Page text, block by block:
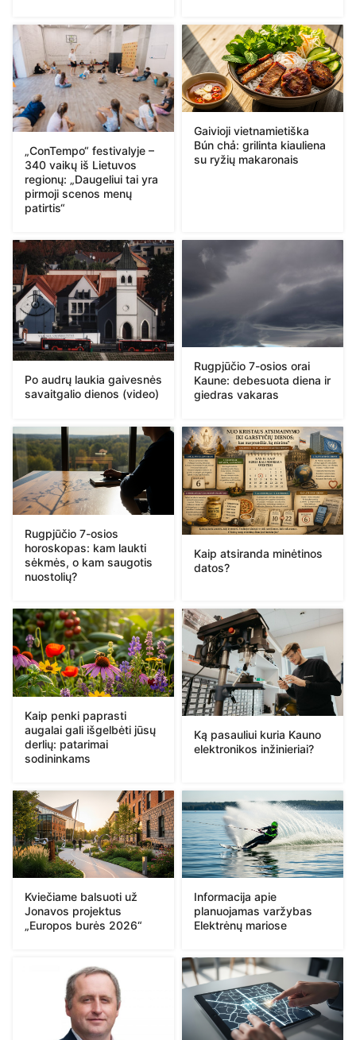
„ConTempo“ festivalyje –
340 vaikų iš Lietuvos
regionų: „Daugeliui tai yra
pirmoji scenos menų
patirtis“
Gaivioji vietnamietiška
Bún chả: grilinta kiauliena
su ryžių makaronais
Po audrų laukia gaivesnės
savaitgalio dienos (video)
Rugpjūčio 7-osios orai
Kaune: debesuota diena ir
giedras vakaras
Rugpjūčio 7-osios
horoskopas: kam laukti
sėkmės, o kam saugotis
nuostolių?
Kaip atsiranda minėtinos
datos?
Kaip penki paprasti
augalai gali išgelbėti jūsų
derlių: patarimai
sodininkams
Ką pasauliui kuria Kauno
elektronikos inžinieriai?
Kviečiame balsuoti už
Jonavos projektus
„Europos burės 2026“
Informacija apie
planuojamas varžybas
Elektrėnų mariose